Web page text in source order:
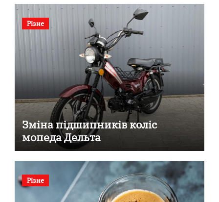
Різне
Зміна підшипників коліс
мопеда Дельта
Різне